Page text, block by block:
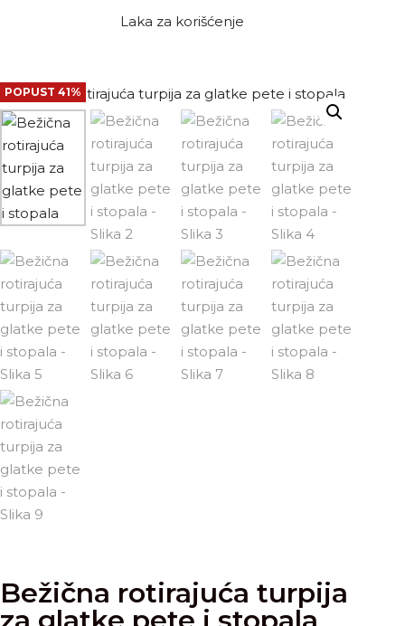
Laka za korišćenje
POPUST 41%
Bežična rotirajuća turpija